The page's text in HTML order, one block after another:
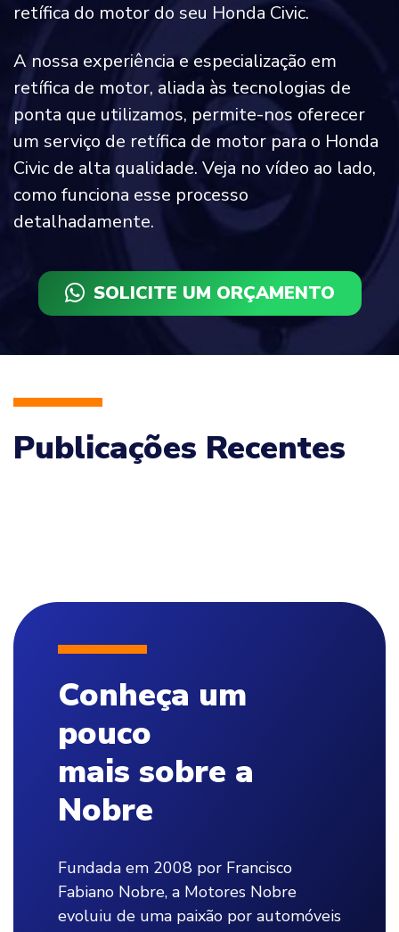
retífica do motor do seu Honda Civic.
A nossa experiência e especialização em
retífica de motor, aliada às tecnologias de
ponta que utilizamos, permite-nos oferecer
um serviço de retífica de motor para o Honda
Civic de alta qualidade. Veja no vídeo ao lado,
como funciona esse processo
detalhadamente.
SOLICITE UM ORÇAMENTO
Publicações Recentes
Conheça um
pouco
mais sobre a
Nobre
Fundada em 2008 por Francisco
Fabiano Nobre, a Motores Nobre
evoluiu de uma paixão por automóveis